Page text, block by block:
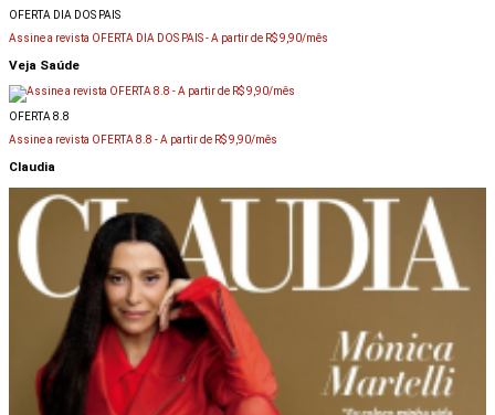
OFERTA DIA DOS PAIS
Assine a revista OFERTA DIA DOS PAIS -A partir de R$ 9,90/mês
Veja Saúde
OFERTA 8.8
Assine a revista OFERTA 8.8 -A partir de R$ 9,90/mês
Claudia